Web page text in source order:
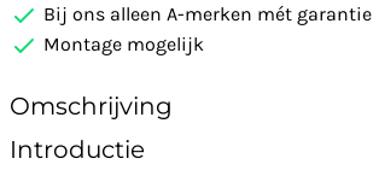
Bij ons alleen A-merken mét garantie
Montage mogelijk
Omschrijving
Introductie